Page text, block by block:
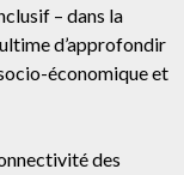
– dans la
d’approfondir
économique et
des